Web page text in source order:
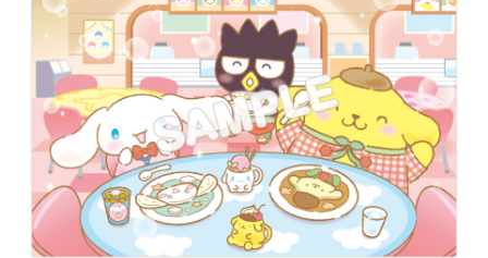
楽しみ方 サービスガイド
よくあるご質問 ニュース